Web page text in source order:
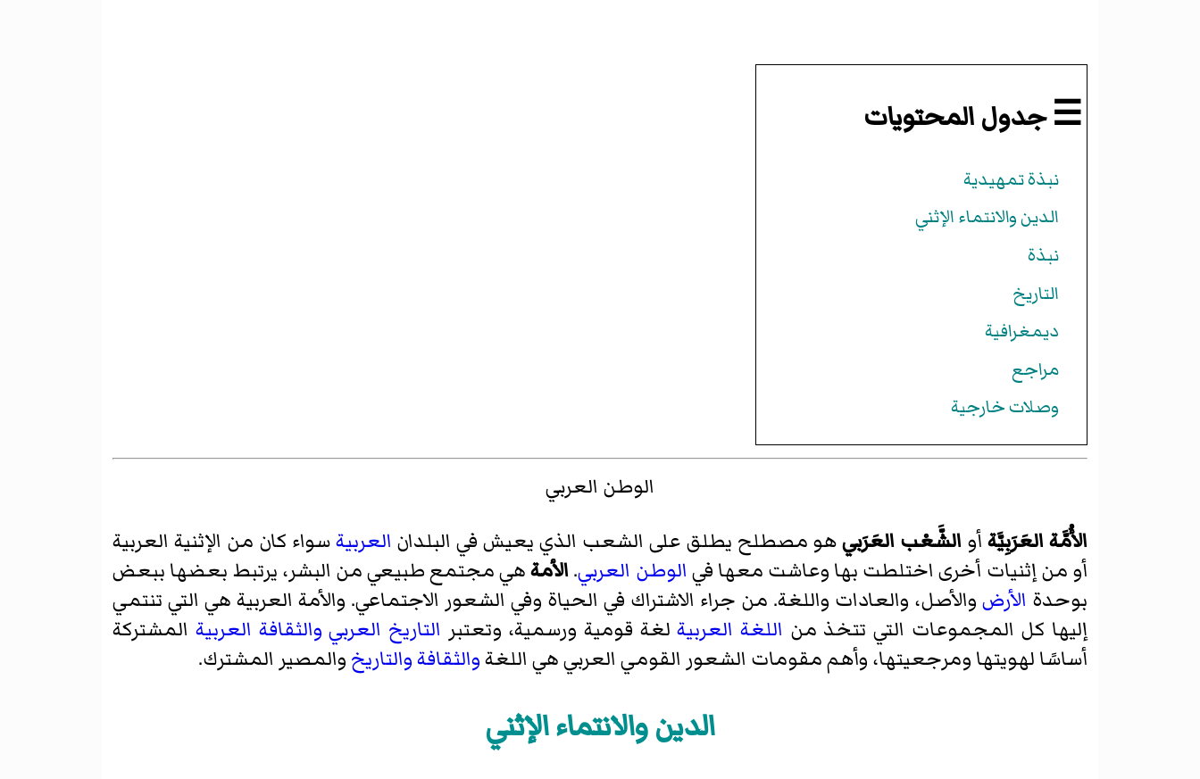
☰ جدول المحتويات
نبذة تمهيدية
الدين والانتماء الإثني
نبذة
التاريخ
ديمغرافية
مراجع
وصلات خارجية
الوطن العربي
الأُمَّة العَرَبِيَّة أو الشَّعْب العَرَبيهو مصطلح يطلق على الشعب الذي يعيش في البلدان العربيةسواء كان من الإثنية العربية
أو من إثنيات أخرى اختلطت بها وعاشت معها في الوطن العربي. الأمةهي مجتمع طبيعي من البشر، يرتبط بعضها ببعض
بوحدة الأرض والأصل، والعادات واللغة. من جراء الاشتراك في الحياة وفي الشعور الاجتماعي. والأمة العربية هي التي تنتمي
إليها كل المجموعات التي تتخذ من اللغة العربيةلغة قومية ورسمية، وتعتبر التاريخ العربي والثقافة العربية المشتركة
أساسًا لهويتها ومرجعيتها، وأهم مقومات الشعور القومي العربي هي اللغةوالثقافةوالتاريخ والمصير المشترك.
الدين والانتماء الإثني